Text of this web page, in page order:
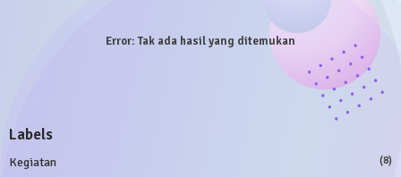
Error:Tak ada hasil yang ditemukan
Labels
Kegiatan (8)